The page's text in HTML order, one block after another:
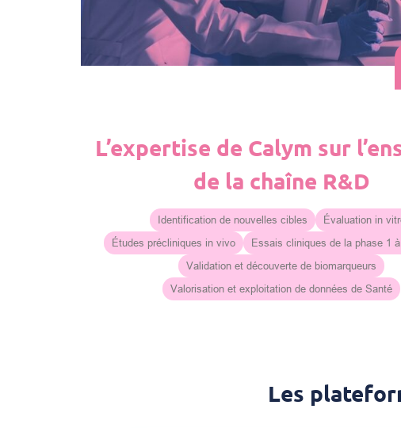
L’expertise de Calym sur
de la chaîne R&D
Identification de nouvelles cibles
Évaluation in
Études précliniques in vivo
Essais cliniques de la phase 1
Validation et découverte de biomarqueurs
Valorisation et exploitation de données de Santé
Les